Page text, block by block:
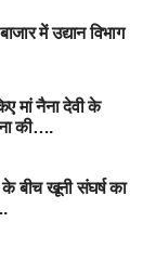
में उद्यान विभाग
मां नैना देवी के
की….
बीच खूनी संघर्ष का